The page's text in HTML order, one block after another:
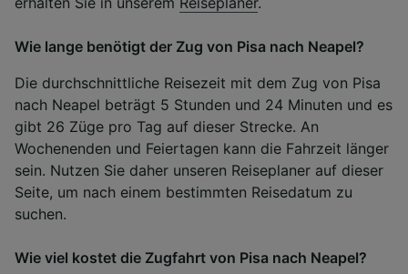
Wie lange benötigt der Zug von Pisa nach Neapel?
Die durchschnittliche Reisezeit mit dem Zug von Pisa
nach Neapel beträgt 5 Stunden und 24 Minuten und es
gibt 26 Züge pro Tag auf dieser Strecke. An
Wochenenden und Feiertagen kann die Fahrzeit länger
sein. Nutzen Sie daher unseren Reiseplaner auf dieser
Seite, um nach einem bestimmten Reisedatum zu
suchen.
Wie viel kostet die Zugfahrt von Pisa nach Neapel?